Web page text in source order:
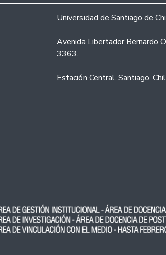
Universidad de Santiago de
Avenida Libertador Bernardo
3363.
Estación Central. Santiago.